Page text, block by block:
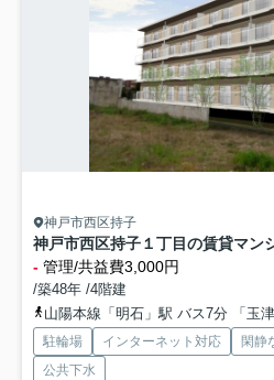
神戸市西区持子
神戸市西区持子１丁目の賃貸マン
- 管理/共益費3,000円
/築48年 /4階建
山陽本線「明石」駅 バス7分 「玉
駐輪場 インターネット対応 閑静
公共下水